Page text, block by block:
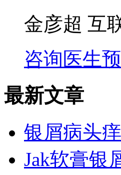
金彦超 互
咨询医生
最新文章
银屑病头
Jak软膏银